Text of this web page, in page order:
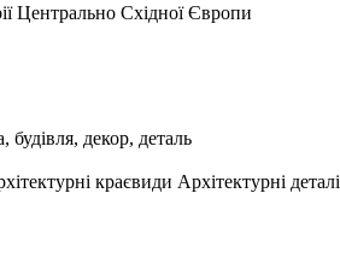
Центрально Східної Європи
будівля, декор, деталь
краєвиди Архітектурні деталі